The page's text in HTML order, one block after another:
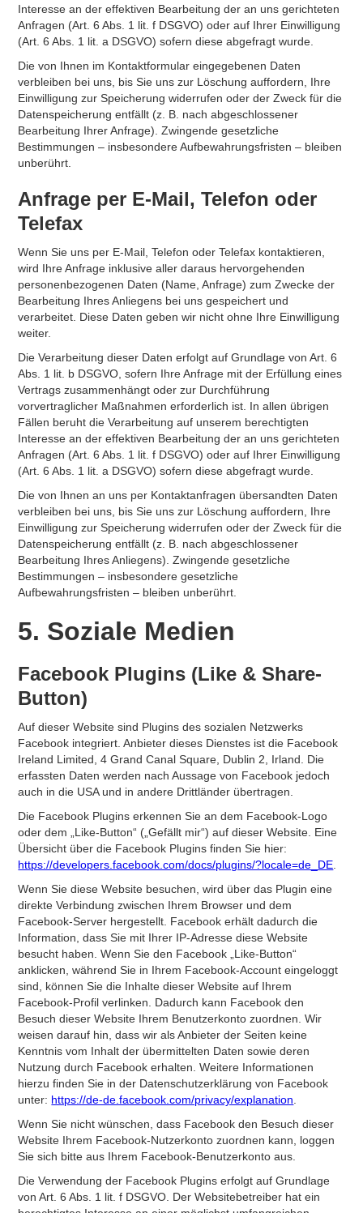
Interesse an der effektiven Bearbeitung der an uns gerichteten
Anfragen (Art. 6 Abs. 1 lit. f DSGVO) oder auf Ihrer Einwilligung
(Art. 6 Abs. 1 lit. a DSGVO) sofern diese abgefragt wurde.
Die von Ihnen im Kontaktformular eingegebenen Daten
verbleiben bei uns, bis Sie uns zur Löschung auffordern, Ihre
Einwilligung zur Speicherung widerrufen oder der Zweck für die
Datenspeicherung entfällt (z. B. nach abgeschlossener
Bearbeitung Ihrer Anfrage). Zwingende gesetzliche
Bestimmungen – insbesondere Aufbewahrungsfristen – bleiben
unberührt.
Anfrage per E-Mail, Telefon oder
Telefax
Wenn Sie uns per E-Mail, Telefon oder Telefax kontaktieren,
wird Ihre Anfrage inklusive aller daraus hervorgehenden
personenbezogenen Daten (Name, Anfrage) zum Zwecke der
Bearbeitung Ihres Anliegens bei uns gespeichert und
verarbeitet. Diese Daten geben wir nicht ohne Ihre Einwilligung
weiter.
Die Verarbeitung dieser Daten erfolgt auf Grundlage von Art. 6
Abs. 1 lit. b DSGVO, sofern Ihre Anfrage mit der Erfüllung eines
Vertrags zusammenhängt oder zur Durchführung
vorvertraglicher Maßnahmen erforderlich ist. In allen übrigen
Fällen beruht die Verarbeitung auf unserem berechtigten
Interesse an der effektiven Bearbeitung der an uns gerichteten
Anfragen (Art. 6 Abs. 1 lit. f DSGVO) oder auf Ihrer Einwilligung
(Art. 6 Abs. 1 lit. a DSGVO) sofern diese abgefragt wurde.
Die von Ihnen an uns per Kontaktanfragen übersandten Daten
verbleiben bei uns, bis Sie uns zur Löschung auffordern, Ihre
Einwilligung zur Speicherung widerrufen oder der Zweck für die
Datenspeicherung entfällt (z. B. nach abgeschlossener
Bearbeitung Ihres Anliegens). Zwingende gesetzliche
Bestimmungen – insbesondere gesetzliche
Aufbewahrungsfristen – bleiben unberührt.
5. Soziale Medien
Facebook Plugins (Like & Share-
Button)
Auf dieser Website sind Plugins des sozialen Netzwerks
Facebook integriert. Anbieter dieses Dienstes ist die Facebook
Ireland Limited, 4 Grand Canal Square, Dublin 2, Irland. Die
erfassten Daten werden nach Aussage von Facebook jedoch
auch in die USA und in andere Drittländer übertragen.
Die Facebook Plugins erkennen Sie an dem Facebook-Logo
oder dem „Like-Button“ („Gefällt mir“) auf dieser Website. Eine
Übersicht über die Facebook Plugins finden Sie hier:
https://developers.facebook.com/docs/plugins/?locale=de_DE
Wenn Sie diese Website besuchen, wird über das Plugin eine
direkte Verbindung zwischen Ihrem Browser und dem
Facebook-Server hergestellt. Facebook erhält dadurch die
Information, dass Sie mit Ihrer IP-Adresse diese Website
besucht haben. Wenn Sie den Facebook „Like-Button“
anklicken, während Sie in Ihrem Facebook-Account eingeloggt
sind, können Sie die Inhalte dieser Website auf Ihrem
Facebook-Profil verlinken. Dadurch kann Facebook den
Besuch dieser Website Ihrem Benutzerkonto zuordnen. Wir
weisen darauf hin, dass wir als Anbieter der Seiten keine
Kenntnis vom Inhalt der übermittelten Daten sowie deren
Nutzung durch Facebook erhalten. Weitere Informationen
hierzu finden Sie in der Datenschutzerklärung von Facebook
unter: https://de-de.facebook.com/privacy/explanation
Wenn Sie nicht wünschen, dass Facebook den Besuch dieser
Website Ihrem Facebook-Nutzerkonto zuordnen kann, loggen
Sie sich bitte aus Ihrem Facebook-Benutzerkonto aus.
Die Verwendung der Facebook Plugins erfolgt auf Grundlage
von Art. 6 Abs. 1 lit. f DSGVO. Der Websitebetreiber hat ein